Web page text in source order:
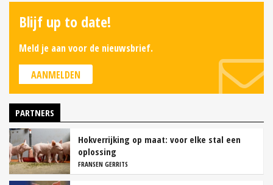
Blijf up to date!
Meld je aan voor de nieuwsbrief.
AANMELDEN
PARTNERS
Hokverrijking op maat: voor elke stal een
oplossing
FRANSEN GERRITS